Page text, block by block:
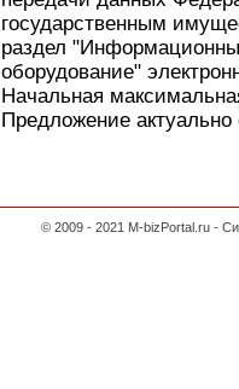
государственным
раздел
оборудование"
Начальная
Предложение
© 2009 - 2021 M-bizPortal.ru -